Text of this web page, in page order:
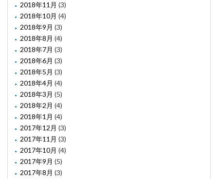
2018年11月 (3)
2018年10月 (4)
2018年9月 (3)
2018年8月 (4)
2018年7月 (3)
2018年6月 (3)
2018年5月 (3)
2018年4月 (4)
2018年3月 (5)
2018年2月 (4)
2018年1月 (4)
2017年12月 (3)
2017年11月 (3)
2017年10月 (4)
2017年9月 (5)
2017年8月 (3)